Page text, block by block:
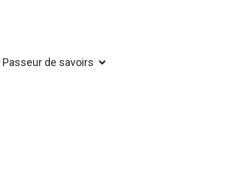
Passeur de savoirs